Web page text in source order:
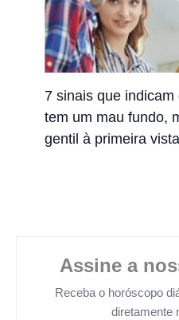
7 sinais que
tem um mau fundo,
gentil à primeira vista
Assine a
Receba o horóscopo
diretamente